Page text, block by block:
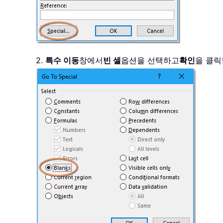
2. 특수 이동창에서빈 셀옵션을 선택하고확인을 클릭